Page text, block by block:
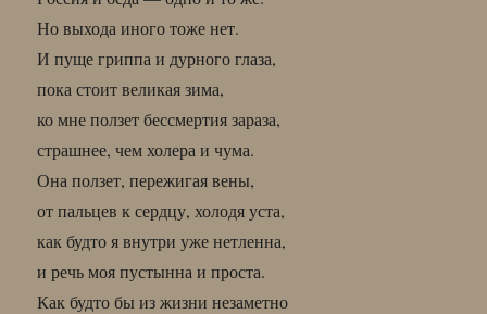
Но выхода иного тоже нет.
И пуще гриппа и дурного глаза,
пока стоит великая зима,
ко мне ползет бессмертия зараза,
страшнее, чем холера и чума.
Она ползет, пережигая вены,
от пальцев к сердцу, холодя уста,
как будто я внутри уже нетленна,
и речь моя пустынна и проста.
Как будто бы из жизни незаметно